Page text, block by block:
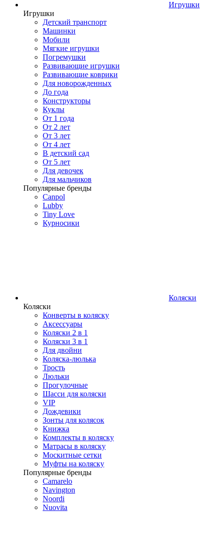
Игрушки
Игрушки
Детский транспорт
Машинки
Мобили
Мягкие игрушки
Погремушки
Развивающие игрушки
Развивающие коврики
Для новорожденных
До года
Конструкторы
Куклы
От 1 года
От 2 лет
От 3 лет
От 4 лет
В детский сад
От 5 лет
Для девочек
Для мальчиков
Популярные бренды
Canpol
Lubby
Tiny Love
Курносики
Коляски
Коляски
Конверты в коляску
Аксессуары
Коляски 2 в 1
Коляски 3 в 1
Для двойни
Коляска-люлька
Трость
Люльки
Прогулочные
Шасси для коляски
VIP
Дождевики
Зонты для колясок
Книжка
Комплекты в коляску
Матрасы в коляску
Москитные сетки
Муфты на коляску
Популярные бренды
Camarelo
Navington
Noordi
Nuovita